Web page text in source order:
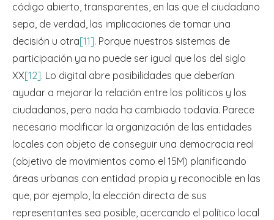
código abierto, transparentes, en las que el ciudadano
sepa, de verdad, las implicaciones de tomar una
decisión u otra[11]. Porque nuestros sistemas de
participación ya no puede ser igual que los del siglo
XX[12]. Lo digital abre posibilidades que deberían
ayudar a mejorar la relación entre los políticos y los
ciudadanos, pero nada ha cambiado todavía. Parece
necesario modificar la organización de las entidades
locales con objeto de conseguir una democracia real
(objetivo de movimientos como el 15M) planificando
áreas urbanas con entidad propia y reconocible en las
que, por ejemplo, la elección directa de sus
representantes sea posible, acercando el político local